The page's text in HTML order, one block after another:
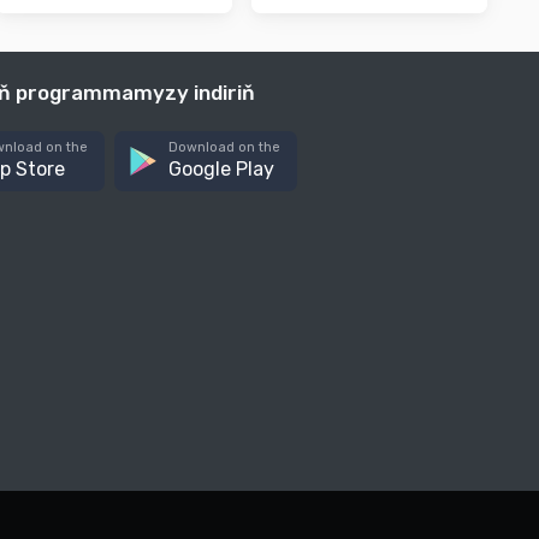
programmamyzy indiriň
on the
Store
Download on the
Google Play